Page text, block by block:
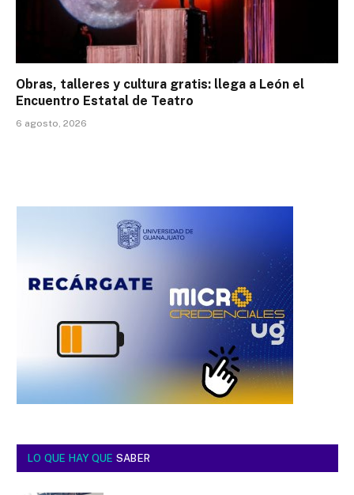
Obras, talleres y cultura gratis: llega a León el
Encuentro Estatal de Teatro
6 agosto, 2026
LO QUE HAY QUE SABER